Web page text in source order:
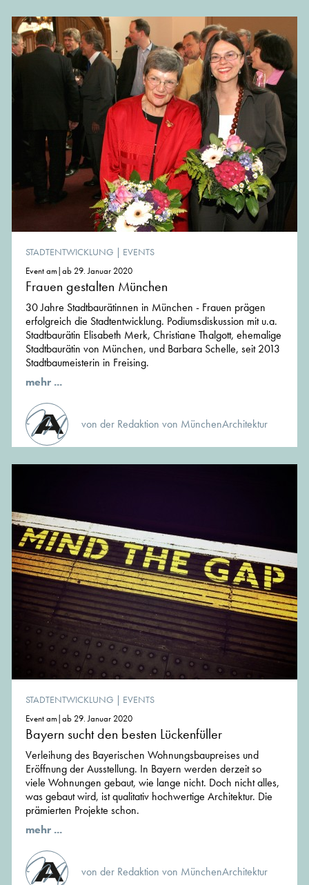
STADTENTWICKLUNG | EVENTS
Event am|ab 29. Januar 2020
Frauen gestalten München
30 Jahre Stadtbaurätinnen in München - Frauen prägen
erfolgreich die Stadtentwicklung. Podiumsdiskussion mit u.a.
Stadtbaurätin Elisabeth Merk, Christiane Thalgott, ehemalige
Stadtbaurätin von München, und Barbara Schelle, seit 2013
Stadtbaumeisterin in Freising.
mehr ...
von der Redaktion von MünchenArchitektur
STADTENTWICKLUNG | EVENTS
Event am|ab 29. Januar 2020
Bayern sucht den besten Lückenfüller
Verleihung des Bayerischen Wohnungsbaupreises und
Eröffnung der Ausstellung. In Bayern werden derzeit so
viele Wohnungen gebaut, wie lange nicht. Doch nicht alles,
was gebaut wird, ist qualitativ hochwertige Architektur. Die
prämierten Projekte schon.
mehr ...
von der Redaktion von MünchenArchitektur